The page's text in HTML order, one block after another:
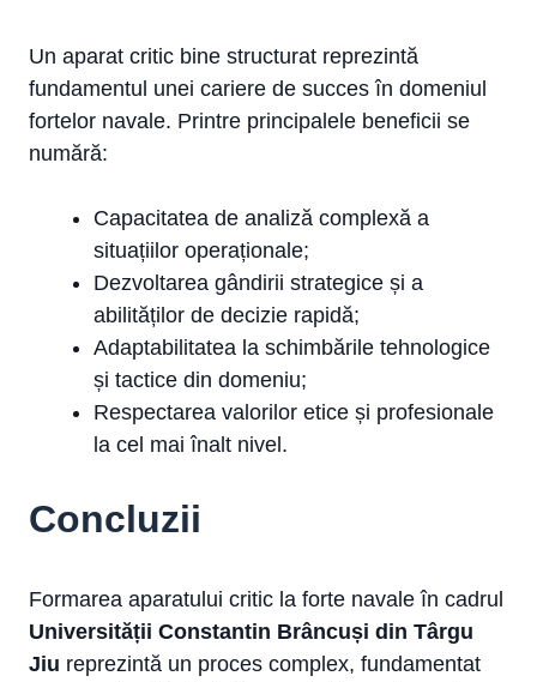
Un aparat critic bine structurat reprezintă
fundamentul unei cariere de succes în domeniul
fortelor navale. Printre principalele beneficii se
numără:
Capacitatea de analiză complexă a
situațiilor operaționale;
Dezvoltarea gândirii strategice și a
abilităților de decizie rapidă;
Adaptabilitatea la schimbările tehnologice
și tactice din domeniu;
Respectarea valorilor etice și profesionale
la cel mai înalt nivel.
Concluzii
Formarea aparatului critic la forte navale în cadrul
Universității Constantin Brâncuși din Târgu
Jiu reprezintă un proces complex, fundamentat